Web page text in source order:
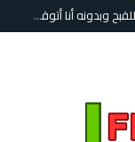
زين العابدين فؤاد: “الشعر بالنسبة لي مقاومة للقبح وبدونه أنا أتوقف عن الحياة”